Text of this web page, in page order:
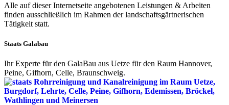
Alle auf dieser Internetseite angebotenen Leistungen & Arbeiten
finden ausschließlich im Rahmen der landschaftsgärtnerischen
Tätigkeit statt.
Staats Galabau
Ihr Experte für den GalaBau aus Uetze für den Raum Hannover,
Peine, Gifhorn, Celle, Braunschweig.